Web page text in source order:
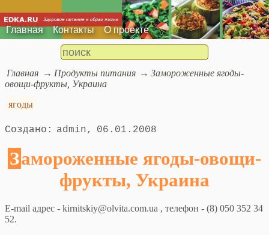
Главная Контакты О проекте
Главная Продукты питания
Замороженные ягоды-
овощи-фрукты, Украина
ягоды
admin 06.01.2008
Замороженные ягоды-овощи-
фрукты, Украина
E-mail адрес - kirnitskiy@olvita.com.ua , телефон - (8) 050 352 34
52.